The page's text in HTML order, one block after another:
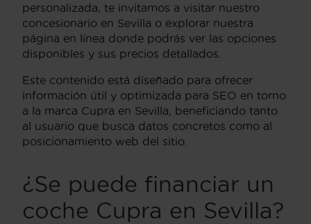
personalizada, te invitamos a visitar nuestro
concesionario en Sevilla o explorar nuestra
página en línea donde podrás ver las opciones
disponibles y sus precios detallados.
Este contenido está diseñado para ofrecer
información útil y optimizada para SEO en torno
a la marca Cupra en Sevilla, beneficiando tanto
al usuario que busca datos concretos como al
posicionamiento web del sitio.
¿Se puede financiar un
coche Cupra en Sevilla?